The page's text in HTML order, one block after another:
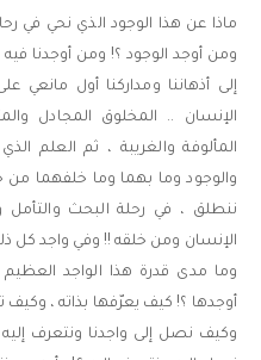
ماذا عن هذا الوجود الذي نحي في
ومن أوجد الوجود ؟! ومن أوجدنا
إلى أذهاننا ومداركنا أول مانعي
الإنسان .. المخلوق المجادل
المألوفة والغريبة ، ثم العلم
والوجود وما بهما وما خلفهما من
ننطلق ، في رحلة البحث والتأمل
الإنسان ومن خلقه !! وفي واجد كل
وما مدى قدرة هذا الواجد العظيم
أوجدها ؟! كيف يعرّفها بذاته ، وكيف
وكيف نصل إلى واجدنا ونتعرف إليه